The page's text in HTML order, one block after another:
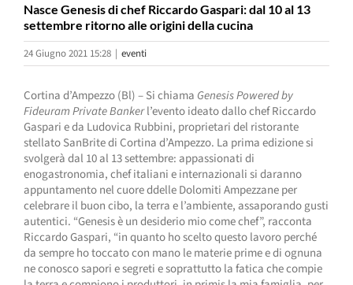
Nasce Genesis di chef Riccardo Gaspari: dal 10 al 13
settembre ritorno alle origini della cucina
24 Giugno 2021 15:28 | eventi
Cortina d’Ampezzo (Bl) – Si chiama Genesis Powered by
Fideuram Private Bankerl’evento ideato dallo chef Riccardo
Gaspari e da Ludovica Rubbini, proprietari del ristorante
stellato SanBrite di Cortina d’Ampezzo. La prima edizione si
svolgerà dal 10 al 13 settembre: appassionati di
enogastronomia, chef italiani e internazionali si daranno
appuntamento nel cuore ddelle Dolomiti Ampezzane per
celebrare il buon cibo, la terra e l’ambiente, assaporando gusti
autentici. “Genesis è un desiderio mio come chef”, racconta
Riccardo Gaspari, “in quanto ho scelto questo lavoro perché
da sempre ho toccato con mano le materie prime e di ognuna
ne conosco sapori e segreti e soprattutto la fatica che compie